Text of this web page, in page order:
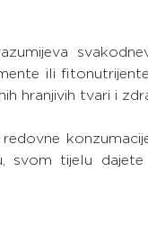
ili
hranjivih tvari i
svom tijelu dajete